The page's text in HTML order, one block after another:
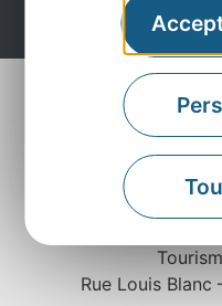
Rue Louis Blanc